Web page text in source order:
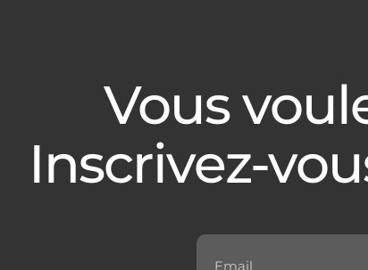
Vous
Inscrivez-